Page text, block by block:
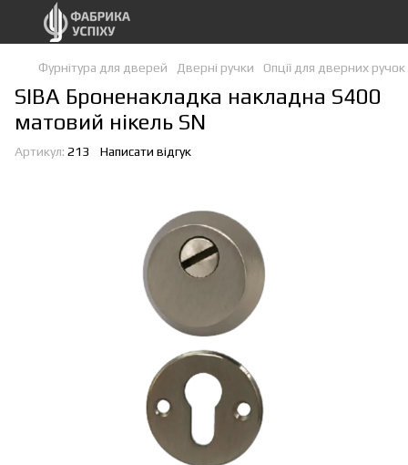
Фурнітура для дверей Дверні ручки Опції для дверних ручок
SIBA Броненакладка накладна S400
матовий нікель SN
Артикул: 213 Написати відгук